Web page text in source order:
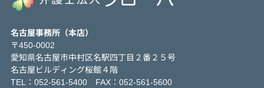
名古屋事務所（本店）
〒450-0002
愛知県名古屋市中村区名駅四丁目２番２５号
名古屋ビルディング桜館４階
TEL：052-561-5400 FAX：052-561-5600